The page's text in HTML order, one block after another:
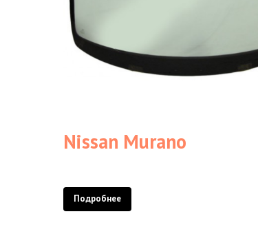
Nissan Murano
Подробнее